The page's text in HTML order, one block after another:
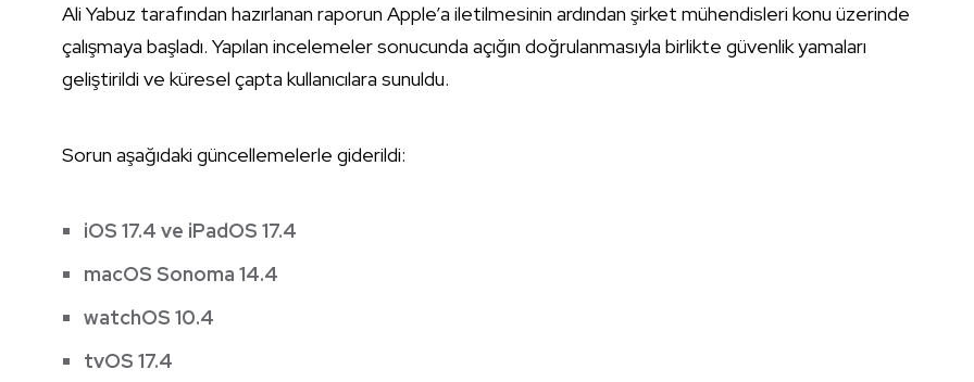
Ali Yabuz tarafından hazırlanan raporun Apple’a iletilmesinin ardından şirket mühendisleri konu üzerinde
çalışmaya başladı. Yapılan incelemeler sonucunda açığın doğrulanmasıyla birlikte güvenlik yamaları
geliştirildi ve küresel çapta kullanıcılara sunuldu.
Sorun aşağıdaki güncellemelerle giderildi:
iOS 17.4 ve iPadOS 17.4
macOS Sonoma 14.4
watchOS 10.4
tvOS 17.4